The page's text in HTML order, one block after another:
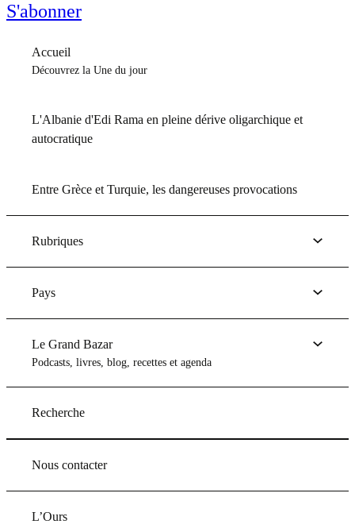
S'abonner
Accueil
Découvrez la Une du jour
L'Albanie d'Edi Rama en pleine dérive oligarchique et
autocratique
Entre Grèce et Turquie, les dangereuses provocations
Rubriques
Pays
Le Grand Bazar
Podcasts, livres, blog, recettes et agenda
Recherche
Nous contacter
L’Ours